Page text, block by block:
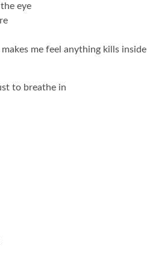
eye
me feel anything kills inside
to breathe in